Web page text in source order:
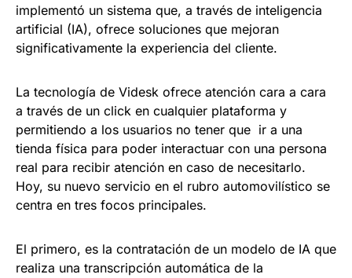
implementó un sistema que, a través de inteligencia
artificial (IA), ofrece soluciones que mejoran
significativamente la experiencia del cliente.
La tecnología de Videsk ofrece atención cara a cara
a través de un click en cualquier plataforma y
permitiendo a los usuarios no tener que ir a una
tienda física para poder interactuar con una persona
real para recibir atención en caso de necesitarlo.
Hoy, su nuevo servicio en el rubro automovilístico se
centra en tres focos principales.
El primero, es la contratación de un modelo de IA que
realiza una transcripción automática de la